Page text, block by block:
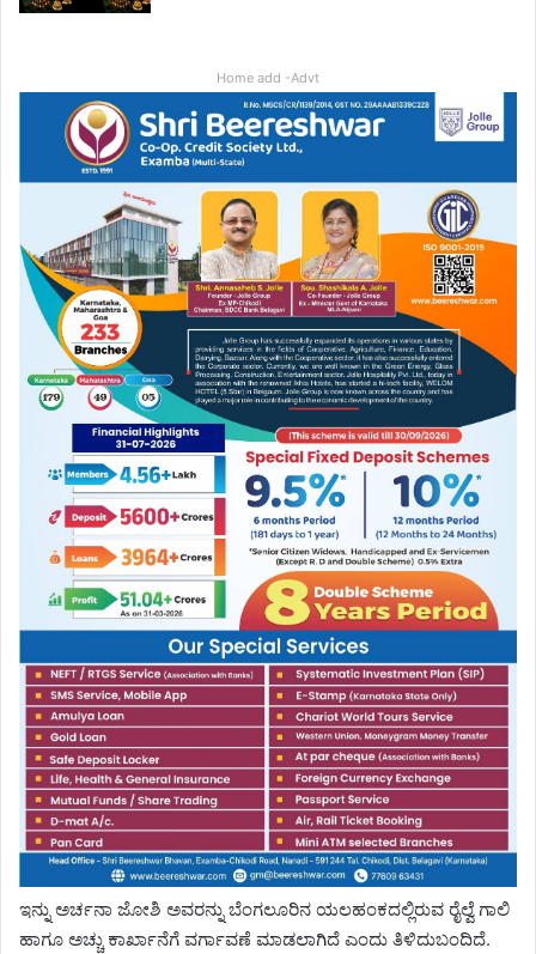
Home add -Advt
ಇನ್ನು ಅರ್ಚನಾ ಜೋಶಿ ಅವರನ್ನು ಬೆಂಗಲೂರಿನ ಯಲಹಂಕದಲ್ಲಿರುವ ರೈಲ್ವೆ ಗಾಲಿ
ಹಾಗೂ ಅಚ್ಚು ಕಾರ್ಖಾನೆಗೆ ವರ್ಗಾವಣೆ ಮಾಡಲಾಗಿದೆ ಎಂದು ತಿಳಿದುಬಂದಿದೆ.